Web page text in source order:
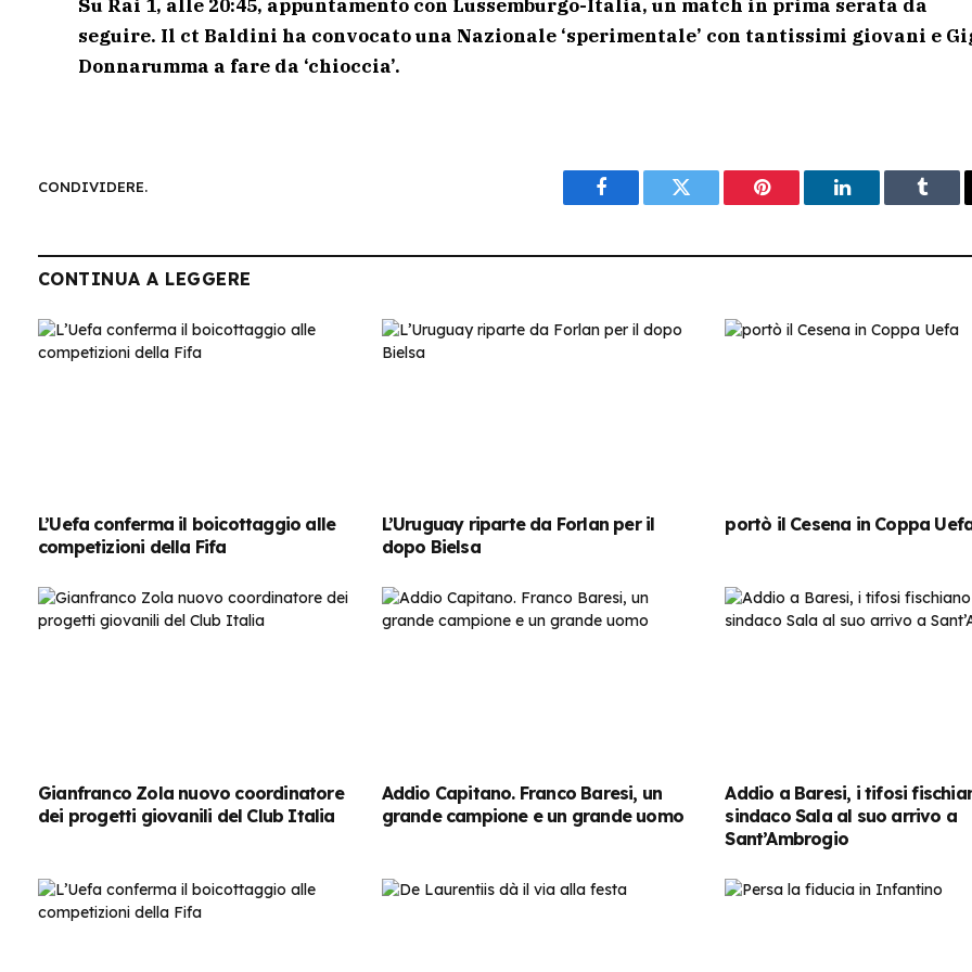
Su Rai 1, alle 20:45, appuntamento con Lussemburgo-Italia, un match in prima serata da
seguire. Il ct Baldini ha convocato una Nazionale ‘sperimentale’ con tantissimi giovani e
Donnarumma a fare da ‘chioccia’.
CONDIVIDERE.
Facebook Twitter Pinterest LinkedIn
CONTINUA A LEGGERE
L’Uefa conferma il boicottaggio alle
competizioni della Fifa
L’Uruguay riparte da Forlan per il
dopo Bielsa
portò il Cesena in Coppa
Gianfranco Zola nuovo coordinatore
dei progetti giovanili del Club Italia
Addio Capitano. Franco Baresi, un
grande campione e un grande uomo
Addio a Baresi, i tifosi
sindaco Sala al suo arrivo a
Sant’Ambrogio